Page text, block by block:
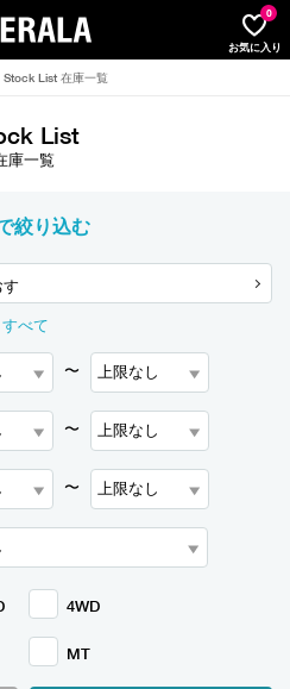
お気に入り
0
Stock List 在庫一覧
List
庫一覧
絞り込む
すべて
〜
〜
〜
4WD
MT